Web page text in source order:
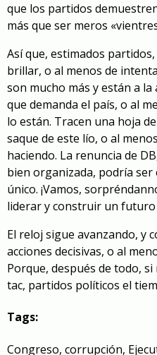
que los partidos
más que ser meros
Así que, estimados
brillar, o al menos de
son mucho más y están a
que demanda el país, o al
lo están. Tracen una hoja
saque de este lío, o al
haciendo. La renuncia de
bien organizada, podría
único. ¡Vamos,
liderar y construir un futuro
El reloj sigue avanzando, y
acciones decisivas, o al
Porque, después de todo, si
tac, partidos políticos el
Tags:
Congreso, corrupción,